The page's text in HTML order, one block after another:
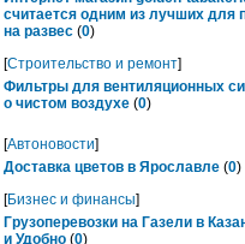
считается одним из лучших для
на развес (0)
[Строительство и ремонт]
Фильтры для вентиляционных
о чистом воздухе (0)
[Автоновости]
Доставка цветов в Ярославле (0)
[Бизнес и финансы]
Грузоперевозки на Газели в
и Удобно (0)